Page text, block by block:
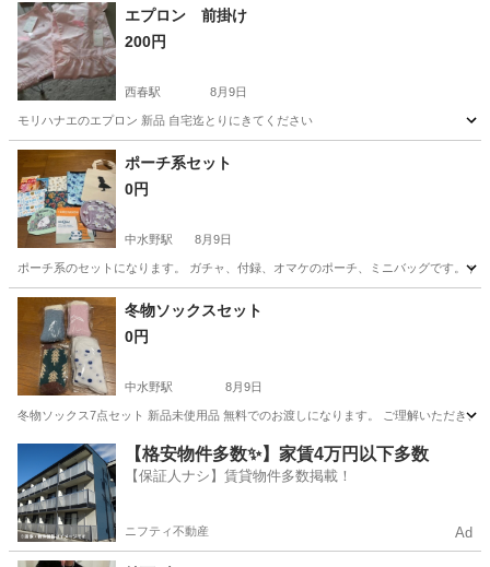
愛知 名古屋市 名古屋大学駅
エプロン 前掛け
200円
西春駅 8月9日
モリハナエのエプロン 新品 自宅迄とりにきてください
愛知 北名古屋市 西春駅
ポーチ系セット
0円
中水野駅 8月9日
ポーチ系のセットになります。 ガチャ、付録、オマケのポーチ、ミニバッグです。
愛知 瀬戸市 中水野駅 小物
冬物ソックスセット
0円
中水野駅 8月9日
冬物ソックス7点セット 新品未使用品 無料でのお渡しになります。 ご理解いただき
瀬戸市 中水野駅 小物 ソックス
【格安物件多数✨】家賃4万円以下多数
【保証人ナシ】賃貸物件多数掲載！
ニフティ不動産 Ad